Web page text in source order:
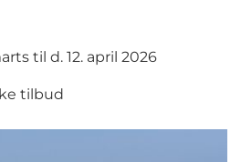
til d. 12. april 2026
tilbud